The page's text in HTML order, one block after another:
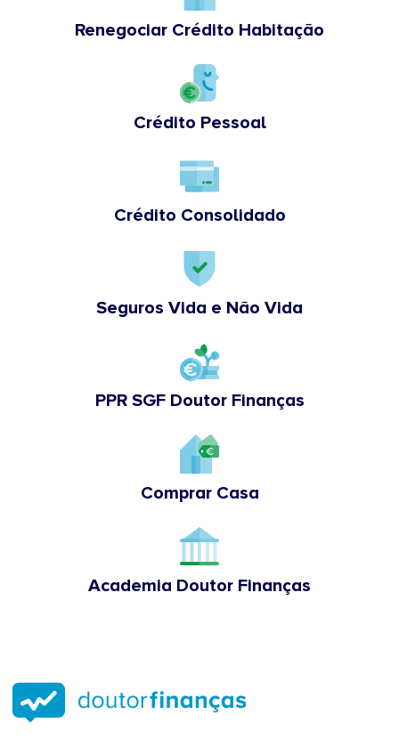
Renegociar Crédito Habitação
Crédito Pessoal
Crédito Consolidado
Seguros Vida e Não Vida
PPR SGF Doutor Finanças
Comprar Casa
Academia Doutor Finanças